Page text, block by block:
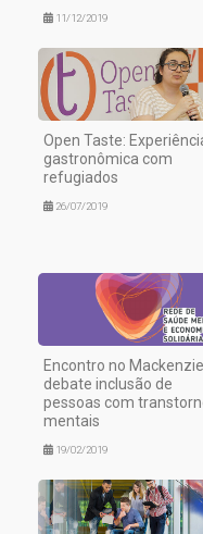
11/12/2019
Open Taste:
gastronômica com
refugiados
26/07/2019
Encontro no Mackenzie
debate inclusão de
pessoas com
mentais
19/02/2019